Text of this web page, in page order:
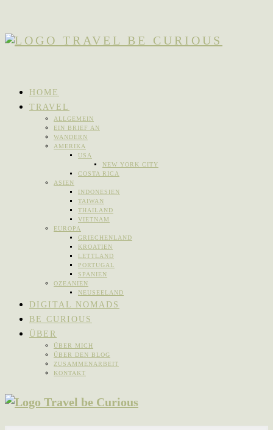
HOME
TRAVEL
ALLGEMEIN
EIN BRIEF AN
WANDERN
AMERIKA
USA
NEW YORK CITY
COSTA RICA
ASIEN
INDONESIEN
TAIWAN
THAILAND
VIETNAM
EUROPA
GRIECHENLAND
KROATIEN
LETTLAND
PORTUGAL
SPANIEN
OZEANIEN
NEUSEELAND
DIGITAL NOMADS
BE CURIOUS
ÜBER
ÜBER MICH
ÜBER DEN BLOG
ZUSAMMENARBEIT
KONTAKT